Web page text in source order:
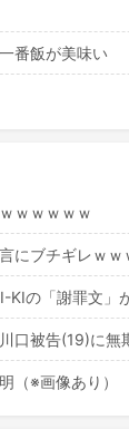
番飯が美味い
ｗｗｗｗｗ
にブチギレｗｗ
の「謝罪文」
口被告(19)に無
（※画像あり）